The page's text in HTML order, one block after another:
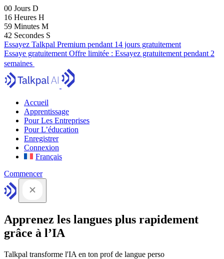
00 Jours D
16 Heures H
59 Minutes M
41 Secondes S
Essayez Talkpal Premium pendant 14 jours gratuitement
Essaye gratuitement Offre limitée : Essayez gratuitement pendant 2
semaines
Accueil
Apprentissage
Pour Les Entreprises
Pour L’éducation
Enregistrer
Connexion
Français
Commencer
Apprenez les langues plus rapidement
grâce à l’IA
Talkpal transforme l'IA en ton prof de langue perso